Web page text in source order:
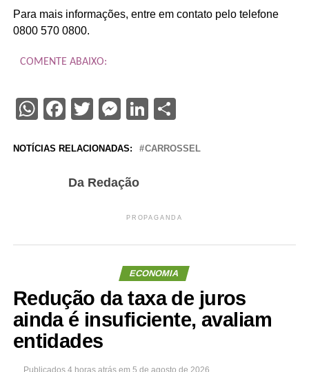
Para mais informações, entre em contato pelo telefone
0800 570 0800.
COMENTE ABAIXO:
WhatsApp
Facebook
Twitter
Messenger
LinkedIn
Share
NOTÍCIAS RELACIONADAS: CARROSSEL
Da Redação
PROPAGANDA
ECONOMIA
Redução da taxa de juros
ainda é insuficiente, avaliam
entidades
Publicados 4 horas atrás em 5 de agosto de 2026